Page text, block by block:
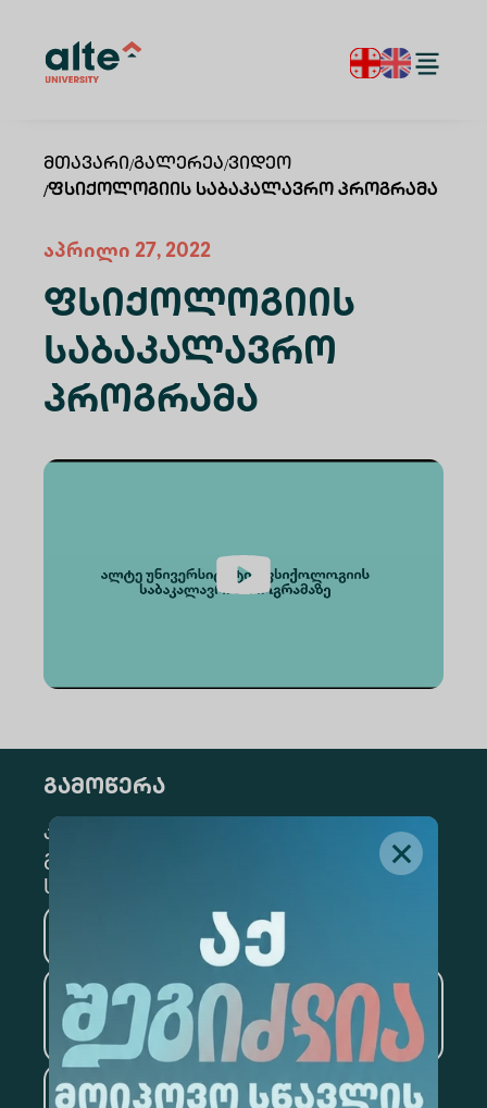
Მთავარი/Გალერეა/Ვიდეო
/Ფსიქოლოგიის Საბაკალავრო Პროგრამა
აპრილი 27, 2022
Ფსიქოლოგიის
Საბაკალავრო
Პროგრამა
გამოწერა
კონკრეტული მიმართულების
გამოსაწერად, მონიშნეთ შესაბამისი
სექცია
ბიზნესი
საინფორმაციო
ტექნოლოგიები
სამართალი